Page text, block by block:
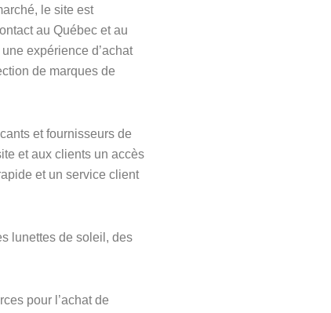
le site est
au Québec et au
expérience d’achat
de marques de
et fournisseurs de
et aux clients un accès
et un service client
lunettes de soleil, des
pour l’achat de